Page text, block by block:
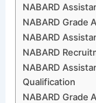
NABARD
NABARD Grade
NABARD
NABARD
NABARD
Qualification
NABARD Grade